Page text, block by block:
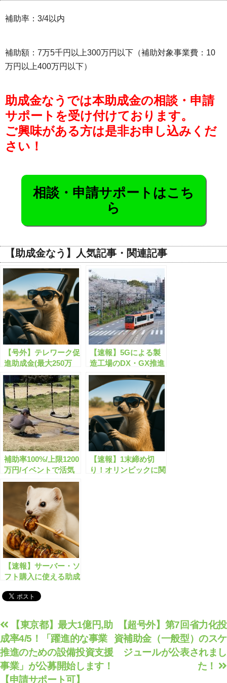
補助率：3/4以内
補助額：7万5千円以上300万円以下（補助対象事業費：10
万円以上400万円以下）
助成金なうでは本助成金の相談・申請
サポートを受け付けております。
ご興味がある方は是非お申し込みくだ
さい！
相談・申請サポートはこち
ら
【助成金なう】人気記事・関連記事
【号外】テレワーク促
進助成金(最大250万
円)の公募が開始しま
す！【申請サポート
可】
【速報】5Gによる製
造工場のDX・GX推進
事業が公募開始！最大
2億円(助成率4/5)【申
請サポート可】
補助率100%/上限1200
万円/イベントで活気
を取り戻そう！
【速報】1末締め切
り！オリンピックに関
【速報】サーバー・ソ
フト購入に使える助成
1500万円＆助成率
請まで一括サポート
投
稿
ナ
ビ
【超号外】第7回省力化投
資補助金（一般型）のスケ
ジュールが公表されまし
た！
【東京都】最大1億円,助
成率4/5！「躍進的な事業
推進のための設備投資支援
事業」が公募開始します！
【申請サポート可】